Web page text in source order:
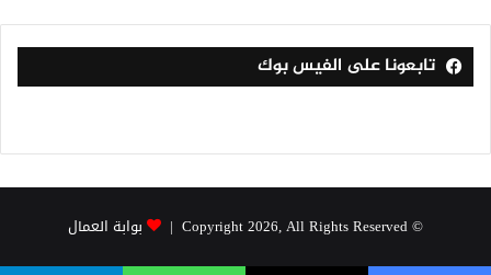
تابعونا على الفيس بوك
© Copyright 2026, All Rights Reserved | بوابة العمال